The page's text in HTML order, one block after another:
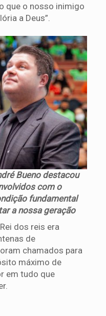
que o nosso inimigo
a Deus”.
Bueno destacou
com o
fundamental
a nossa geração
dos reis era
de
chamados para
máximo de
em tudo que